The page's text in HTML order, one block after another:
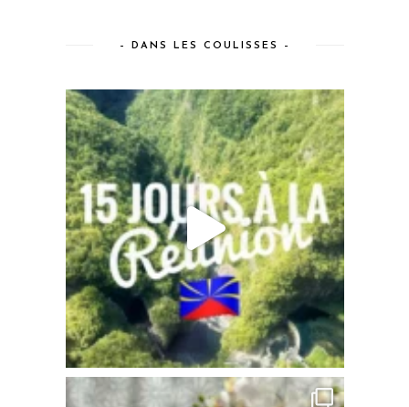
– DANS LES COULISSES –